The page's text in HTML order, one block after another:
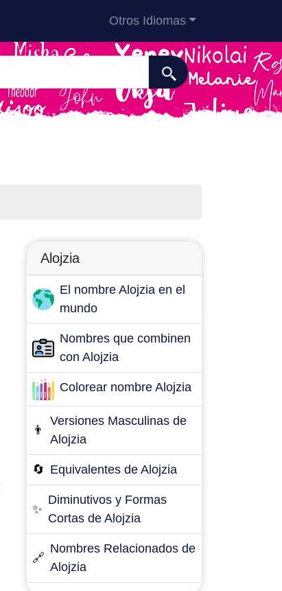
Otros Idiomas
Alojzia
El nombre Alojzia en el
mundo
Nombres que combinen
con Alojzia
Colorear nombre Alojzia
👨
Versiones Masculinas de
Alojzia
🔄 Equivalentes de Alojzia
✨
Diminutivos y Formas
Cortas de Alojzia
🔗
Nombres Relacionados de
Alojzia